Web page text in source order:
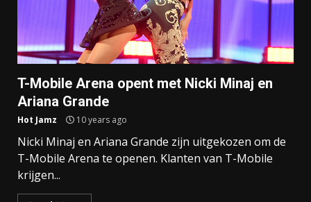
T-Mobile Arena opent met Nicki Minaj en
Ariana Grande
Hot Jamz 10 years ago
Nicki Minaj en Ariana Grande zijn uitgekozen om de
T-Mobile Arena te openen. Klanten van T-Mobile
krijgen...